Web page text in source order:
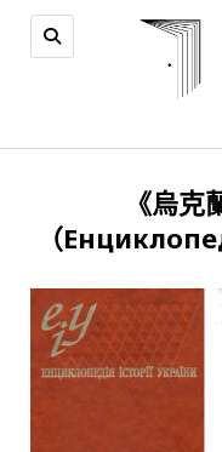
《烏克
（